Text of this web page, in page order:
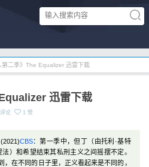
第二季》The Equalizer 迅雷下载
迅雷下载
论 1 赞
CBS：第一季中，但丁（由托利·基特
）和希望结束其私刑主义之间摇摆不定。
在不同的日子里，正义看起来是不同的，